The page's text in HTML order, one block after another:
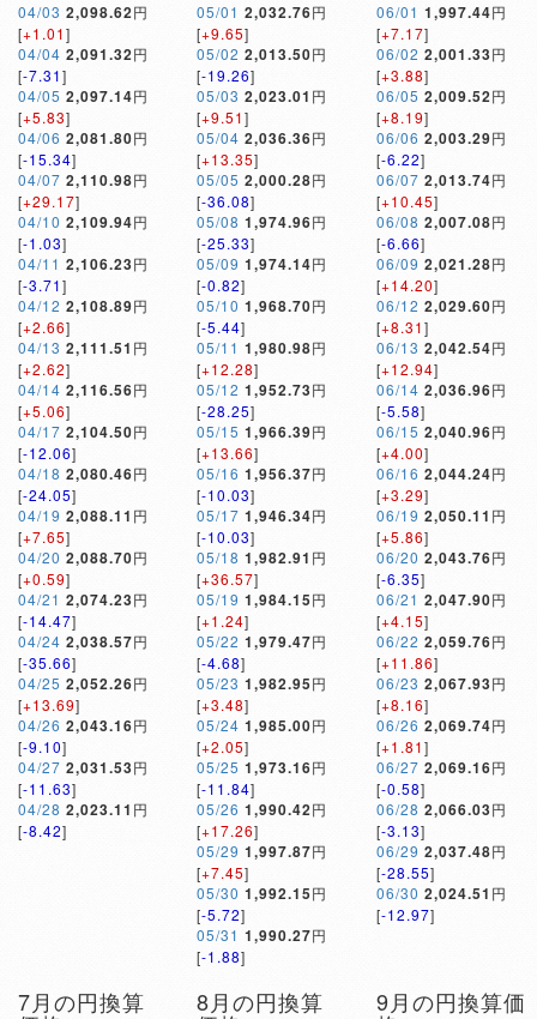
04/03 2,098.62円
[+1.01]
04/04 2,091.32円
[-7.31]
04/05 2,097.14円
[+5.83]
04/06 2,081.80円
[-15.34]
04/07 2,110.98円
[+29.17]
04/10 2,109.94円
[-1.03]
04/11 2,106.23円
[-3.71]
04/12 2,108.89円
[+2.66]
04/13 2,111.51 円
[+2.62]
04/14 2,116.56円
[+5.06]
04/17 2,104.50円
[-12.06]
04/18 2,080.46円
[-24.05]
04/19 2,088.11 円
[+7.65]
04/20 2,088.70円
[+0.59]
04/21 2,074.23円
[-14.47]
04/24 2,038.57円
[-35.66]
04/25 2,052.26円
[+13.69]
04/26 2,043.16円
[-9.10]
04/27 2,031.53円
[-11.63]
04/28 2,023.11 円
[-8.42]
05/01 2,032.76円
[+9.65]
05/02 2,013.50円
[-19.26]
05/03 2,023.01 円
[+9.51]
05/04 2,036.36円
[+13.35]
05/05 2,000.28円
[-36.08]
05/08 1,974.96円
[-25.33]
05/09 1,974.14円
[-0.82]
05/10 1,968.70円
[-5.44]
05/11 1,980.98円
[+12.28]
05/12 1,952.73円
[-28.25]
05/15 1,966.39円
[+13.66]
05/16 1,956.37円
[-10.03]
05/17 1,946.34円
[-10.03]
05/18 1,982.91 円
[+36.57]
05/19 1,984.15円
[+1.24]
05/22 1,979.47円
[-4.68]
05/23 1,982.95円
[+3.48]
05/24 1,985.00円
[+2.05]
05/25 1,973.16円
[-11.84]
05/26 1,990.42円
[+17.26]
05/29 1,997.87円
[+7.45]
05/30 1,992.15円
[-5.72]
05/31 1,990.27円
[-1.88]
06/01 1,997.44円
[+7.17]
06/02 2,001.33円
[+3.88]
06/05 2,009.52円
[+8.19]
06/06 2,003.29円
[-6.22]
06/07 2,013.74円
[+10.45]
06/08 2,007.08円
[-6.66]
06/09 2,021.28円
[+14.20]
06/12 2,029.60円
[+8.31]
06/13 2,042.54円
[+12.94]
06/14 2,036.96円
[-5.58]
06/15 2,040.96円
[+4.00]
06/16 2,044.24円
[+3.29]
06/19 2,050.11 円
[+5.86]
06/20 2,043.76円
[-6.35]
06/21 2,047.90円
[+4.15]
06/22 2,059.76円
[+11.86]
06/23 2,067.93円
[+8.16]
06/26 2,069.74円
[+1.81]
06/27 2,069.16円
[-0.58]
06/28 2,066.03円
[-3.13]
06/29 2,037.48円
[-28.55]
06/30 2,024.51 円
[-12.97]
7月の円換算 8月の円換算 9月の円換算価